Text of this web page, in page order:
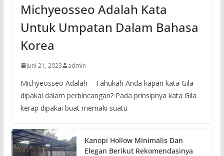
Michyeosseo Adalah Kata
Untuk Umpatan Dalam Bahasa
Korea
Juni 21, 2023 admin
Michyeosseo Adalah – Tahukah Anda kapan kata Gila
dipakai dalam perbincangan? Pada prinsipnya kata Gila
kerap dipakai buat memaki suatu
Kanopi Hollow Minimalis Dan
Elegan Berikut Rekomendasinya